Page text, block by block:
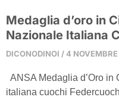
Medaglia d’oro in
Nazionale Italiana
DICONODINOI 4
ANSA Medaglia d’Oro
italiana cuochi